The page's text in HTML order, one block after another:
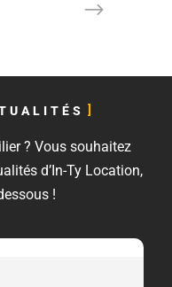
? Vous souhaitez
d’In-Ty Location,
!